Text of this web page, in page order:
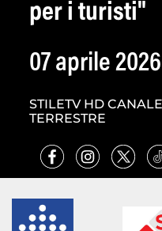
per i turisti"
07 aprile 2026
STILETV HD
TERRESTRE